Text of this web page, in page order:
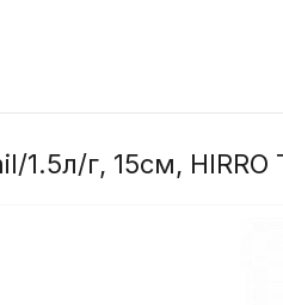
1.5л/г, 15см, HIRRO